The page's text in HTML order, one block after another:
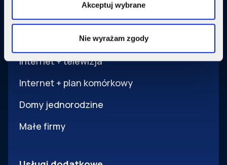
Akceptuj wybrane
Nie wyrażam zgody
Oferta
Internet + telewizja
Internet + plan komórkowy
Domy jednorodzine
Małe firmy